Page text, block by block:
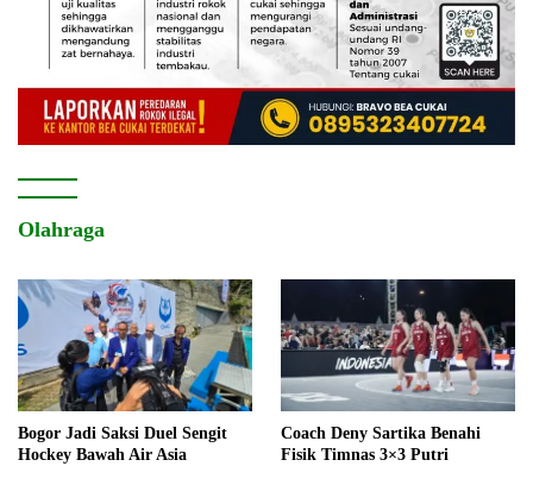
Olahraga
Bogor Jadi Saksi Duel Sengit
Hockey Bawah Air Asia
Coach Deny Sartika Benahi
Fisik Timnas 3×3 Putri